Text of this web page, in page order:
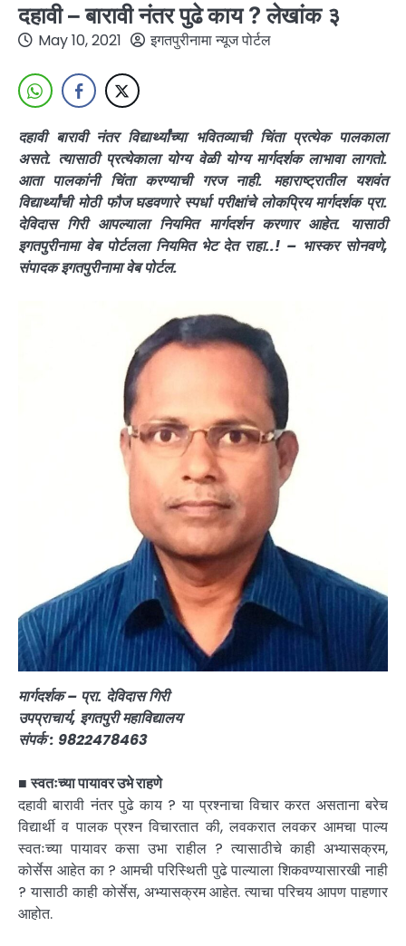
दहावी – बारावी नंतर पुढे काय ? लेखांक ३
May 10, 2021 इगतपुरीनामा न्यूज पोर्टल
दहावी बारावी नंतर विद्यार्थ्यांच्या भवितव्याची चिंता प्रत्येक पालकाला
असते. त्यासाठी प्रत्येकाला योग्य वेळी योग्य मार्गदर्शक लाभावा लागतो.
आता पालकांनी चिंता करण्याची गरज नाही. महाराष्ट्रातील यशवंत
विद्यार्थ्यांची मोठी फौज घडवणारे स्पर्धा परीक्षांचे लोकप्रिय मार्गदर्शक प्रा.
देविदास गिरी आपल्याला नियमित मार्गदर्शन करणार आहेत. यासाठी
इगतपुरीनामा वेब पोर्टलला नियमित भेट देत राहा..! – भास्कर सोनवणे,
संपादक इगतपुरीनामा वेब पोर्टल.
मार्गदर्शक – प्रा. देविदास गिरी
उपप्राचार्य, इगतपुरी महाविद्यालय
संपर्क : 9822478463
■स्वतःच्या पायावर उभे राहणे
दहावी बारावी नंतर पुढे काय ? या प्रश्नाचा विचार करत असताना बरेच
विद्यार्थी व पालक प्रश्न विचारतात की, लवकरात लवकर आमचा पाल्य
स्वतःच्या पायावर कसा उभा राहील ? त्यासाठीचे काही अभ्यासक्रम,
कोर्सेस आहेत का ? आमची परिस्थिती पुढे पाल्याला शिकवण्यासारखी नाही
? यासाठी काही कोर्सेस, अभ्यासक्रम आहेत. त्याचा परिचय आपण पाहणार
आहोत.